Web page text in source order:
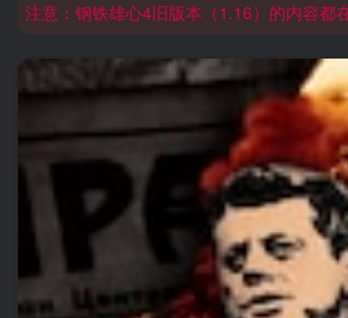
注意：钢铁雄心4旧版本（1.16）的内容都
非常抱歉，节假日晚上服务器爆满，建议
网站合并公告：旧网页langou123.com的